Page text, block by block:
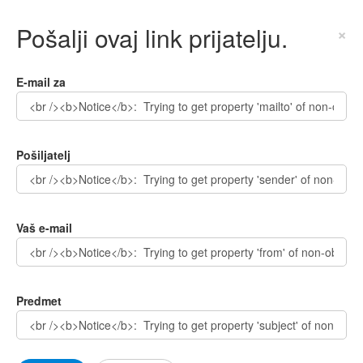
Pošalji ovaj link prijatelju. ×
E-mail za
Pošiljatelj
Vaš e-mail
Predmet